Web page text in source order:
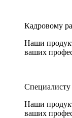
Кадровому
Наши
ваших
Наши
ваших